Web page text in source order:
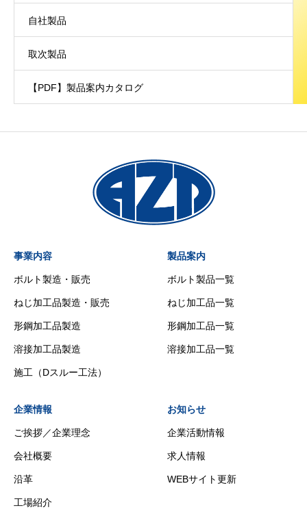
自社製品
取次製品
【PDF】製品案内カタログ
事業内容
ボルト製造・販売
ねじ加工品製造・販売
形鋼加工品製造
溶接加工品製造
施工（Dスルー工法）
製品案内
ボルト製品一覧
ねじ加工品一覧
形鋼加工品一覧
溶接加工品一覧
企業情報
ご挨拶／企業理念
会社概要
沿革
工場紹介
お知らせ
企業活動情報
求人情報
WEBサイト更新